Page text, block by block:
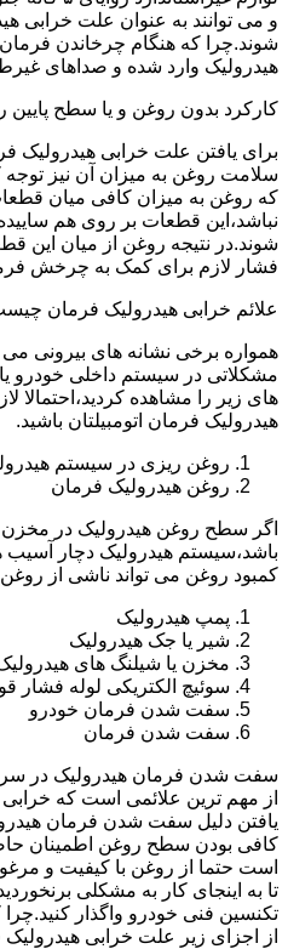
و می توانند به عنوان علت خرابی
شوند.چرا که هنگام چرخاندن
هیدرولیک وارد شده و صداهای
کارکرد بدون روغن و یا سطح پایین
برای یافتن علت خرابی هیدرولیک
سلامت روغن به میزان آن نیز
که روغن به میزان کافی میان
نباشد،این قطعات بر روی هم
شوند.در نتیجه روغن از میان این
فشار لازم برای کمک به چرخش
علائم خرابی هیدرولیک فرمان
همواره برخی نشانه های بیرونی می
مشکلاتی در سیستم داخلی خودرو
های زیر را مشاهده کردید،احتمالا
هیدرولیک فرمان اتومبیلتان باشید.
روغن ریزی در سیستم
روغن هیدرولیک فرمان
اگر سطح روغن هیدرولیک در مخزن
باشد،سیستم هیدرولیک دچار آسیب
کمبود روغن می تواند ناشی از
پمپ هیدرولیک
شیر یا جک هیدرولیک
مخزن یا شیلنگ های
سوئیچ الکتریکی لوله فشار
سفت شدن فرمان خودرو
سفت شدن فرمان
سفت شدن فرمان هیدرولیک در
از مهم ترین علائمی است که
یافتن دلیل سفت شدن فرمان
کافی بودن سطح روغن اطمینان حاصل
است حتما از روغن با کیفیت و
تا به اینجای کار به مشکلی
تکنسین فنی خودرو واگذار
از اجزای زیر علت خرابی